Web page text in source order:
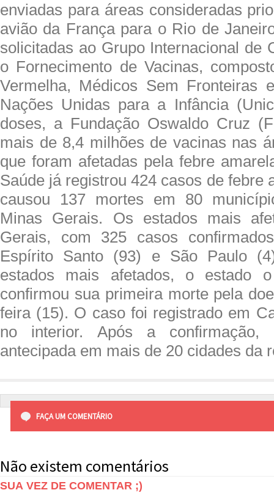
enviadas para áreas consideradas
avião da França para o Rio de
solicitadas ao Grupo Internacional de
o Fornecimento de Vacinas,
Vermelha, Médicos Sem Fronteiras
Nações Unidas para a Infância
doses, a Fundação Oswaldo Cruz
mais de 8,4 milhões de vacinas nas
que foram afetadas pela febre
Saúde já registrou 424 casos de febre
causou 137 mortes em 80
Minas Gerais. Os estados mais
Gerais, com 325 casos
Espírito Santo (93) e São Paulo
estados mais afetados, o estado
confirmou sua primeira morte pela
feira (15). O caso foi registrado em
no interior. Após a confirmação,
antecipada em mais de 20 cidades da
FAÇA UM COMENTÁRIO
Não existem comentários
SUA VEZ DE COMENTAR ;)